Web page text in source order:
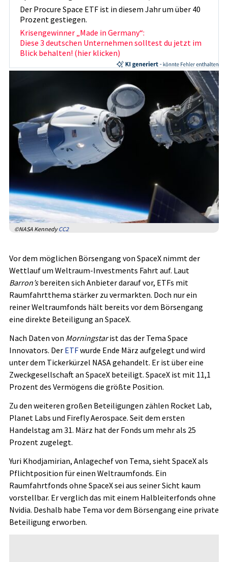
Der Procure Space ETF ist in diesem Jahr um über 40
Prozent gestiegen.
Krisengewinner „Made in Germany“:
Diese 3 deutschen Unternehmen solltest du jetzt im
Blick behalten! (hier klicken)
©NASA KennedyCC2
Vor dem möglichen Börsengang von SpaceX nimmt der
Wettlauf um Weltraum-Investments Fahrt auf. Laut
Barron’sbereiten sich Anbieter darauf vor, ETFs mit
Raumfahrtthema stärker zu vermarkten. Doch nur ein
reiner Weltraumfonds hält bereits vor dem Börsengang
eine direkte Beteiligung an SpaceX.
Nach Daten von Morningstarist das der Tema Space
Innovators. Der ETFwurde Ende März aufgelegt und wird
unter dem Tickerkürzel NASA gehandelt. Er ist über eine
Zweckgesellschaft an SpaceX beteiligt. SpaceX ist mit 11,1
Prozent des Vermögens die größte Position.
Zu den weiteren großen Beteiligungen zählen Rocket Lab,
Planet Labs und Firefly Aerospace. Seit dem ersten
Handelstag am 31. März hat der Fonds um mehr als 25
Prozent zugelegt.
Yuri Khodjamirian, Anlagechef von Tema, sieht SpaceX als
Pflichtposition für einen Weltraumfonds. Ein
Raumfahrtfonds ohne SpaceX sei aus seiner Sicht kaum
vorstellbar. Er verglich das mit einem Halbleiterfonds ohne
Nvidia. Deshalb habe Tema vor dem Börsengang eine private
Beteiligung erworben.